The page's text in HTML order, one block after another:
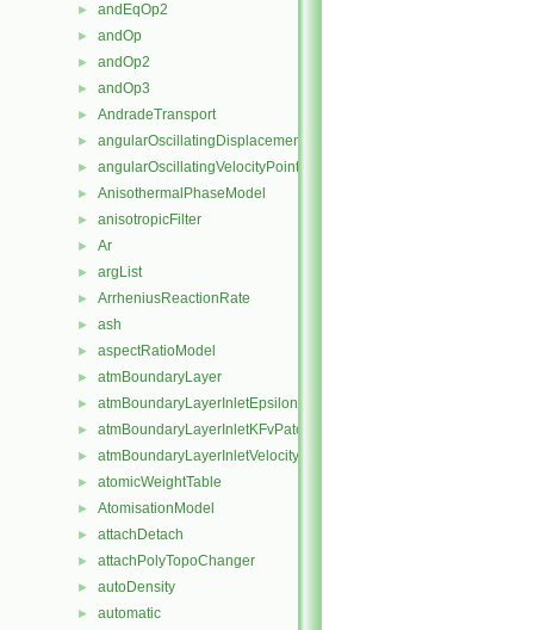
► andEqOp2
► andOp
► andOp2
► andOp3
► AndradeTransport
► angularOscillatingDisplacementPointPatchVectorField
► angularOscillatingVelocityPointPatchVectorField
► AnisothermalPhaseModel
► anisotropicFilter
► Ar
► argList
► ArrheniusReactionRate
► ash
► aspectRatioModel
► atmBoundaryLayer
► atmBoundaryLayerInletEpsilonFvPatchScalarField
► atmBoundaryLayerInletKFvPatchScalarField
► atmBoundaryLayerInletVelocityFvPatchVectorField
► atomicWeightTable
► AtomisationModel
► attachDetach
► attachPolyTopoChanger
► autoDensity
► automatic